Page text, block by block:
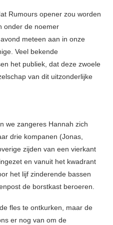
Rumours opener zou worden
onder de noemer
avond meteen aan in onze
Veel bekende
het publiek, dat deze zwoele
van dit uitzonderlijke
we zangeres Hannah zich
drie kompanen (Jonas,
zijden van een vierkant
en vanuit het kwadrant
het lijf zinderende bassen
de borstkast beroeren.
fles te ontkurken, maar de
er nog van om de